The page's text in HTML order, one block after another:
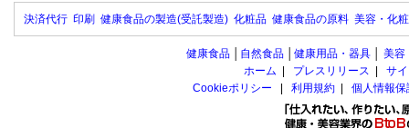
決済代行 印刷 健康食品の製造(受託製造) 化粧品 健康食品の原料 美容・化
健康食品 自然食品 健康用品・器具 美容
ホーム
プレスリリース
サ
Cookieポリシー
利用規約 個人情報